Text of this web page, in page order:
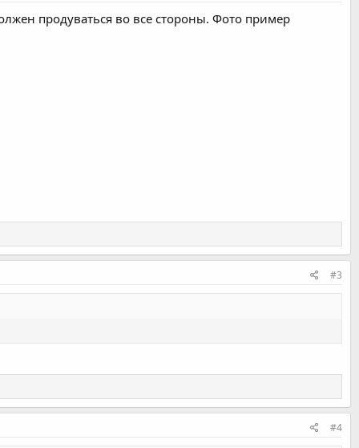
продуваться во все стороны. Фото пример
#3
#4